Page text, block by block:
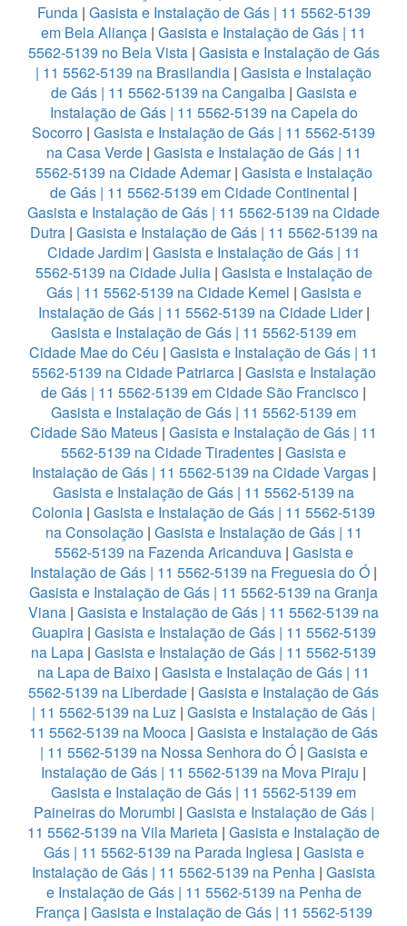
Funda | Gasista e Instalação de Gás | 11 5562-5139
em Bela Aliança | Gasista e Instalação de Gás | 11
5562-5139 no Bela Vista| Gasista e Instalação de Gás
| 11 5562-5139 na Brasilandia | Gasista e Instalação
de Gás | 11 5562-5139 na Cangaiba| Gasista e
Instalação de Gás | 11 5562-5139 na Capela do
Socorro | Gasista e Instalação de Gás | 11 5562-5139
na Casa Verde| Gasista e Instalação de Gás | 11
5562-5139 na Cidade Ademar| Gasista e Instalação
de Gás | 11 5562-5139 em Cidade Continental |
Gasista e Instalação de Gás | 11 5562-5139 na Cidade
Dutra | Gasista e Instalação de Gás | 11 5562-5139 na
Cidade Jardim| Gasista e Instalação de Gás | 11
5562-5139 na Cidade Julia | Gasista e Instalação de
Gás | 11 5562-5139 na Cidade Kemel | Gasista e
Instalação de Gás | 11 5562-5139 na Cidade Lider|
Gasista e Instalação de Gás | 11 5562-5139 em
Cidade Mae do Céu | Gasista e Instalação de Gás | 11
5562-5139 na Cidade Patriarca| Gasista e Instalação
de Gás | 11 5562-5139 em Cidade São Francisco |
Gasista e Instalação de Gás | 11 5562-5139 em
Cidade São Mateus | Gasista e Instalação de Gás | 11
5562-5139 na Cidade Tiradentes | Gasista e
Instalação de Gás | 11 5562-5139 na Cidade Vargas |
Gasista e Instalação de Gás | 11 5562-5139 na
Colonia | Gasista e Instalação de Gás | 11 5562-5139
na Consolação | Gasista e Instalação de Gás | 11
5562-5139 na Fazenda Aricanduva| Gasista e
Instalação de Gás | 11 5562-5139 na Freguesia do Ó |
Gasista e Instalação de Gás | 11 5562-5139 na Granja
Viana | Gasista e Instalação de Gás | 11 5562-5139 na
Guapira| Gasista e Instalação de Gás | 11 5562-5139
na Lapa | Gasista e Instalação de Gás | 11 5562-5139
na Lapa de Baixo | Gasista e Instalação de Gás | 11
5562-5139 na Liberdade | Gasista e Instalação de Gás
| 11 5562-5139 na Luz | Gasista e Instalação de Gás |
11 5562-5139 na Mooca | Gasista e Instalação de Gás
| 11 5562-5139 na Nossa Senhora do Ó| Gasista e
Instalação de Gás | 11 5562-5139 na Mova Piraju |
Gasista e Instalação de Gás | 11 5562-5139 em
Paineiras do Morumbi | Gasista e Instalação de Gás |
11 5562-5139 na Vila Marieta | Gasista e Instalação de
Gás | 11 5562-5139 na Parada Inglesa | Gasista e
Instalação de Gás | 11 5562-5139 na Penha | Gasista
e Instalação de Gás | 11 5562-5139 na Penha de
França | Gasista e Instalação de Gás | 11 5562-5139